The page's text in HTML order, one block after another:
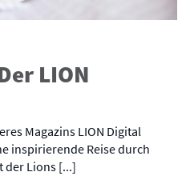
LION
Magazins LION Digital
inspirierende Reise durch
der Lions [...]